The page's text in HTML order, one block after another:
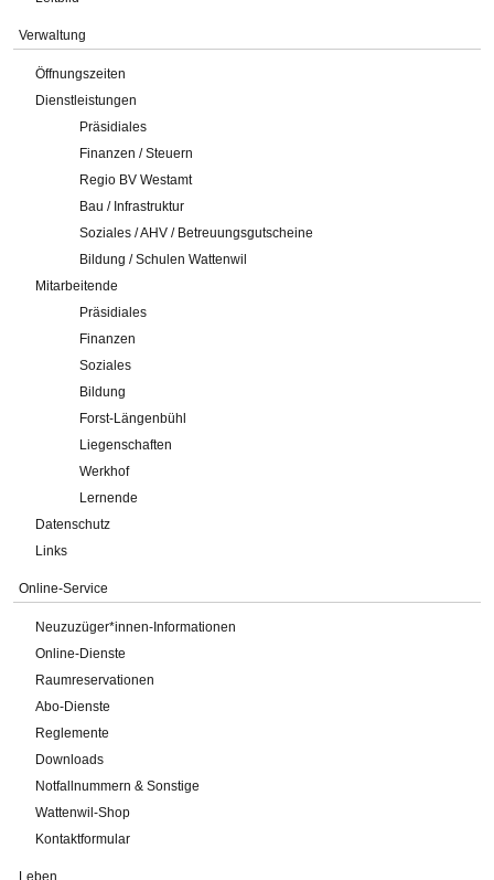
Verwaltung
Öffnungszeiten
Dienstleistungen
Präsidiales
Finanzen / Steuern
Regio BV Westamt
Bau / Infrastruktur
Soziales / AHV / Betreuungsgutscheine
Bildung / Schulen Wattenwil
Mitarbeitende
Präsidiales
Finanzen
Soziales
Bildung
Forst-Längenbühl
Liegenschaften
Werkhof
Lernende
Datenschutz
Links
Online-Service
Neuzuzüger*innen-Informationen
Online-Dienste
Raumreservationen
Abo-Dienste
Reglemente
Downloads
Notfallnummern & Sonstige
Wattenwil-Shop
Kontaktformular
Leben